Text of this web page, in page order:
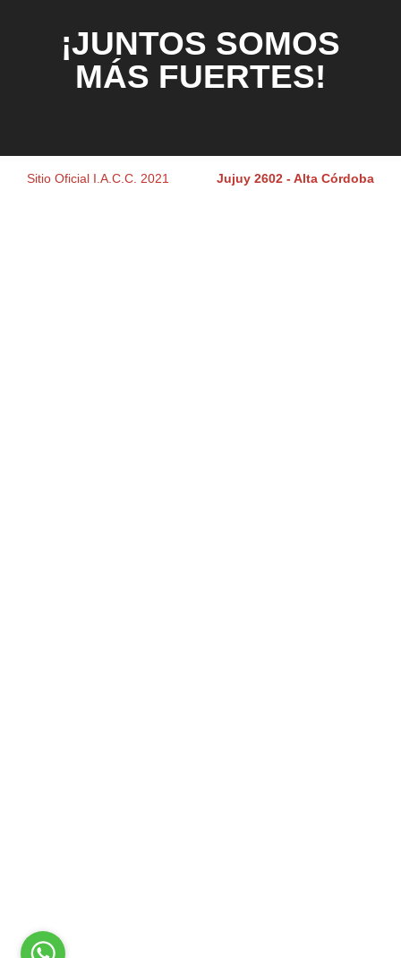
¡JUNTOS SOMOS
MÁS FUERTES!
Sitio Oficial I.A.C.C. 2021 Jujuy 2602 - Alta Córdoba